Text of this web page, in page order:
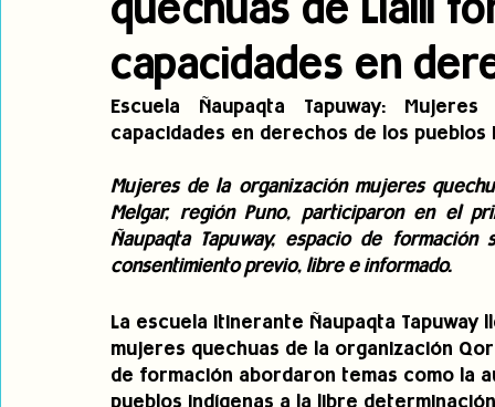
Pronunciamientos Observatorio de consulta previa
jóvenes indígenas
quechuas de Llalli
capacidades en
Escuela Ñaupaqta Tapuway:
capacidades en derechos de los pueblos
Mujeres de la organización mujeres
Melgar, región Puno, participaron en el
Ñaupaqta Tapuway, espacio de
consentimiento previo, libre e informado.
La escuela itinerante Ñaupaqta Tapuway
mujeres quechuas de la organización
de formación abordaron temas como la